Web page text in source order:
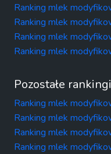
Ranking mlek
Ranking mlek
Ranking mlek
Ranking mlek
Pozostałe rankingi
Ranking mlek
Ranking mlek
Ranking mlek
Ranking mlek